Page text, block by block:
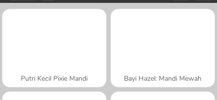
Putri Kecil Pixie Mandi Bayi Hazel: Mandi Mewah